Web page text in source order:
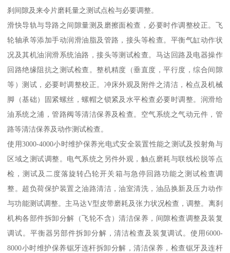
刹间隙及来令片磨耗量之测试点检与必要调整。
滑快导轨与导路之间隙量测及磨擦面检查，必要时作调整校正。飞
轮轴承等添加手动润滑油脂及管路，接头等检查。平衡气缸动作状
况及其机油润滑系统油路，接头等测试检查。马达回路及电器操作
回路绝缘阻抗之测试检查。整机精度（垂直度，平行度，综合间隙
等）测试，必要时调整校正。冲床外观及附件之清洁，检点及机械
脚（基础）固紧螺丝，螺帽之锁紧及水平检查必要时调整。润滑给
油系统之浦，管路阀等清洁保养及检查。空气系统之气动元件，管
路等清洁保养及动作测试检查。
使用3000-4000小时维护保养光电式安全装置性能之测试及投射角与
区域之测试调整。电气系统之另件外观，触点磨耗与联线松脱等点
检，测试及二度落旋转凸轮开关箱与急停回路功能之测试检查调
整。超负荷保护装置之油路清洁，油室清洗，油品换新及压力动作
与功能测试调整。主马达V型皮带磨耗及张力状况检查，调整。离刹
机构各部件拆卸分解（飞轮不含）清洁保养，间隙检查调整及装复
调试。平衡器另部件拆卸分解，清洁检查及装复调试。使用6000-
8000小时维护保养锯牙连杆拆卸分解，清洁保养，检查锯牙及连杆